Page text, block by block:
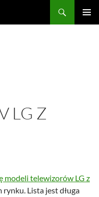
LG Z
modeli telewizorów LG z
Lista jest długa